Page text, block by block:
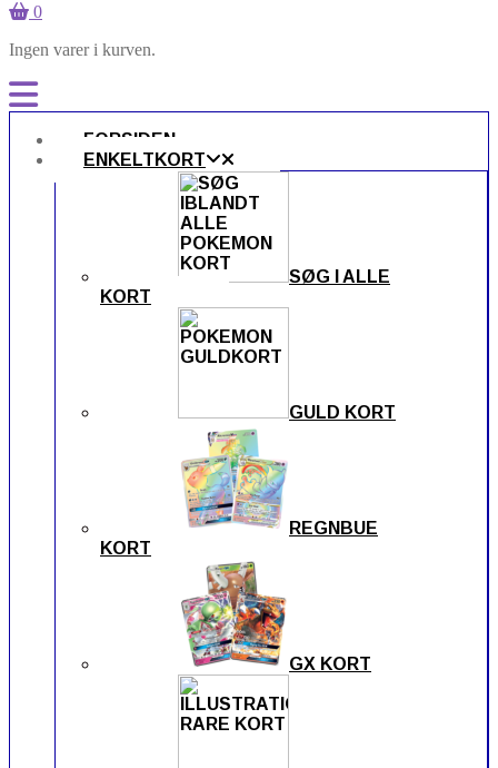
0
Ingen varer i kurven.
FORSIDEN
ENKELTKORT
SØG I ALLE
KORT
GULD KORT
REGNBUE
KORT
GX KORT